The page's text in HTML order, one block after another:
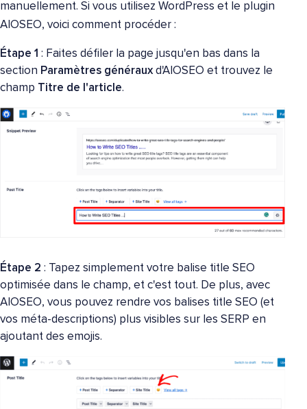
manuellement. Si vous utilisez WordPress et le plugin
AIOSEO, voici comment procéder :
Étape 1 : Faites défiler la page jusqu'en bas dans la
section Paramètres générauxd'AIOSEO et trouvez le
champ Titre de l'article.
Étape 2 : Tapez simplement votre balise title SEO
optimisée dans le champ, et c'est tout. De plus, avec
AIOSEO, vous pouvez rendre vos balises title SEO (et
vos méta-descriptions) plus visibles sur les SERP en
ajoutant des emojis.